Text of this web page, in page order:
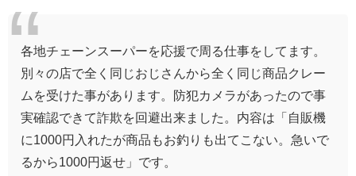
各地チェーンスーパーを応援で周る仕事をしてます。
別々の店で全く同じおじさんから全く同じ商品クレー
ムを受けた事があります。防犯カメラがあったので事
実確認できて詐欺を回避出来ました。内容は「自販機
に1000円入れたが商品もお釣りも出てこない。急いで
るから1000円返せ」です。